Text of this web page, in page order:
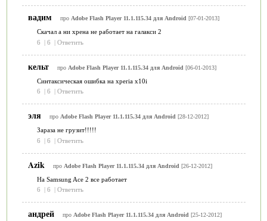
вадим про Adobe Flash Player 11.1.115.34 для Android [07-01-2013]
Скачал а ни хрена не работает на галакси 2
6
| 6 | Ответить
кельт про Adobe Flash Player 11.1.115.34 для Android [06-01-2013]
Синтаксическая ошибка на xperia x10i
6
| 6 | Ответить
эля про Adobe Flash Player 11.1.115.34 для Android [28-12-2012]
Зараза не грузит!!!!!
6
| 6 | Ответить
Azik про Adobe Flash Player 11.1.115.34 для Android [26-12-2012]
На Samsung Ace 2 все работает
6
| 6 | Ответить
андрей про Adobe Flash Player 11.1.115.34 для Android [25-12-2012]